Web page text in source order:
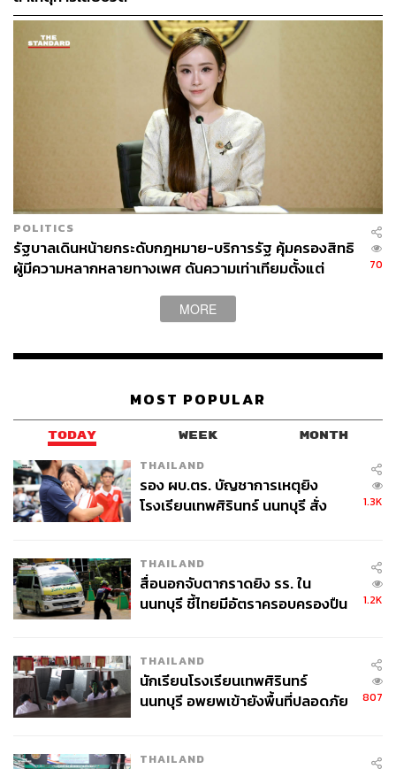
ทำให้การจัดทำ ‘ข้อกำหนดสหประชาชาติว่าด้วยการปฏิบัติ
ต่อผู้ต้องขังหญิงและมาตรการที่ไม่ใช่การคุมขังสำหรับผู้
กระทำความผิดหญิงประสบผลสำเร็จ และได้รับการรับรอง
จากที่ประชุมสมัชชาสหประชาชาติ สมัยที่ 65 ในปี พ.ศ. 2553
โดยองค์การสหประชาชาติต้องการให้เกียรติประเทศไทยใน
ฐานะเป็นผู้ริเริ่มผลักดัน จึงเรียกชื่อย่อของข้อกำหนดฉบับนี้ว่า
‘ข้อกำหนดกรุงเทพ’
ภายหลังการรับรองข้อกำหนดกรุงเทพ นานาประเทศรวมถึง
ประเทศไทย องค์การระหว่างประเทศ หน่วยงานใน
กระบวนการยุติธรรมได้ริเริ่มส่งเสริมให้มีการนำเอาข้อ
กำหนดกรุงเทพไปปรับใช้
ข้อกำหนดกรุงเทพ เป็นมาตรฐานสหประชาชาติฉบับแรกใน
ครอบคลุมการบริหารจัดการเรือนจำตั้งแต่การรับตัวผู้ต้องขัง
การดูแลสุขอนามัยและสุขภาพ การดูแลความปลอดภัยและ
ความมั่นคง การปฏิบัติและดูแลผู้ต้องขังพิเศษอย่างผู้ที่อยู่
ระหว่างการสอบสวนหรือพิจารณาคดี เด็กผู้หญิงในเรือนจำ
ชาวต่างชาติ ชนกลุ่มน้อยและชนพื้นเมือง การฟื้นฟูเยียวยา
ราชทัณฑ์
ข้อกำหนดกรุงเทพได้รับการยอมรับจากนานาชาติ และมี
การนำไปใช้เพื่อพัฒนาคุณภาพชีวิตของผู้ต้องขังหญิง เด็ก
ที่คุมขังให้สนองความต้องการตามเพศภาวะ การบริการ
สาธารณสุข และการฝึกทักษะอาชีพที่เหมาะสมกับเพศภาวะ
เพื่อให้ผู้ต้องขังสามารถกลับไปใช้ชีวิตในสังคมได้อย่างมั่นคง
POLITICS
รัฐบาลเดินหน้ายกระดับกฎหมาย-บริการรัฐ คุ้มครองสิทธิ
ผู้มีความหลากหลายทางเพศ ดันความเท่าเทียมตั้งแต่
70
MORE
MOST POPULAR
TODAY WEEK MONTH
THAILAND
รอง ผบ.ตร. บัญชาการเหตุยิง
โรงเรียนเทพศิรินทร์ นนทบุรี สั่ง
1.3K
THAILAND
สื่อนอกจับตากราดยิง รร. ใน
นนทบุรี ชี้ไทยมีอัตราครอบครองปืน
1.2K
THAILAND
นักเรียนโรงเรียนเทพศิรินทร์
นนทบุรี อพยพเข้ายังพื้นที่ปลอดภัย
807
THAILAND